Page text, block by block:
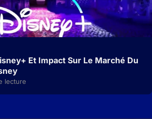
Et Impact Sur Le Marché Du
lecture